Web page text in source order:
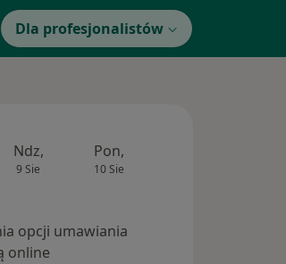
Dla profesjonalistów
Ndz,
9 Sie
Pon,
10 Sie
opcji umawiania
online